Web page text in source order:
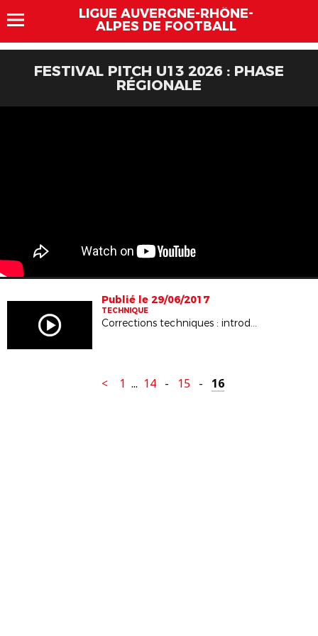
LIGUE AUVERGNE-RHÔNE-
ALPES DE FOOTBALL
FESTIVAL PITCH U13 2026 : PHASE
RÉGIONALE
Publié le 29/06/2017
TECHNIQUE
Corrections techniques : introduction
< 1 ... 14 - 15 - 16